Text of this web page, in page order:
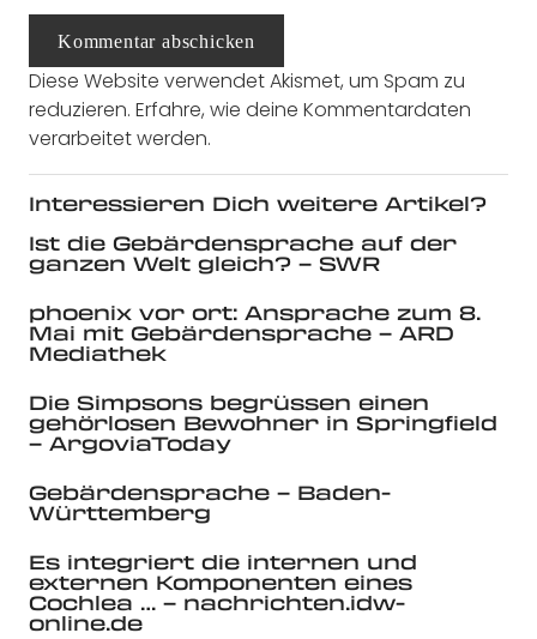
Kommentar abschicken
Diese Website verwendet Akismet, um Spam zu
reduzieren. Erfahre, wie deine Kommentardaten
verarbeitet werden.
Interessieren Dich weitere Artikel?
Ist die Gebärdensprache auf der
ganzen Welt gleich? – SWR
phoenix vor ort: Ansprache zum 8.
Mai mit Gebärdensprache – ARD
Mediathek
Die Simpsons begrüssen einen
gehörlosen Bewohner in Springfield
– ArgoviaToday
Gebärdensprache – Baden-
Württemberg
Es integriert die internen und
externen Komponenten eines
Cochlea … – nachrichten.idw-
online.de